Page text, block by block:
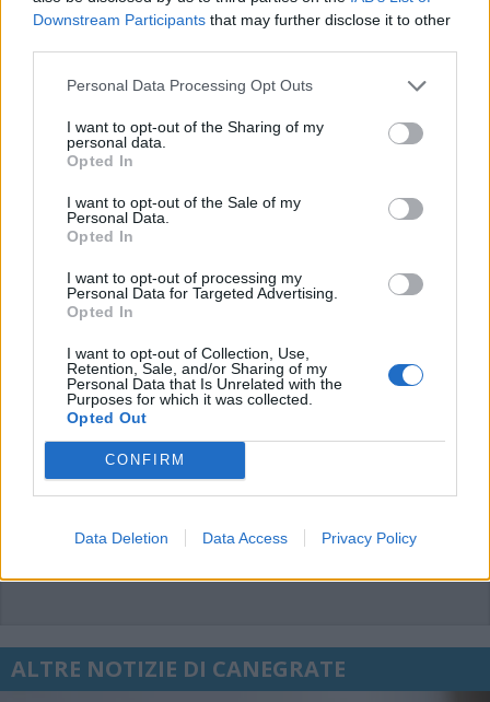
Downstream Participants that may further disclose it to other
Personal Data Processing Opt Outs
I want to opt-out of the Sharing of my
personal data.
Opted In
I want to opt-out of the Sale of my
Personal Data.
Opted In
I want to opt-out of processing my
Personal Data for Targeted Advertising.
Opted In
I want to opt-out of Collection, Use,
Retention, Sale, and/or Sharing of my
Personal Data that Is Unrelated with the
Purposes for which it was collected.
Opted Out
CONFIRM
Data Deletion Data Access Privacy Policy
Commenti
Accedioregistratiper commentare questo
di VareseNews.it, che rimane autonoma e indipendente. I messaggi inclusi nei
commenti non sono testi giornalistici, ma post inviati dai singoli lettori che
possono essere automaticamente pubblicati senza filtro preventivo. I commenti
che includano uno o più link a siti esterni verranno rimossi in automatico dal
ALTRE NOTIZIE DI CANEGRATE